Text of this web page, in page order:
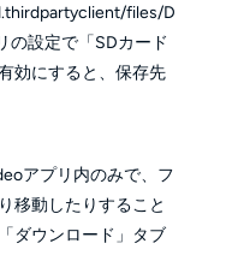
files/D
の設定で「SDカード
効にすると、保存先
アプリ内のみで、フ
移動したりすること
ダウンロード」タブ